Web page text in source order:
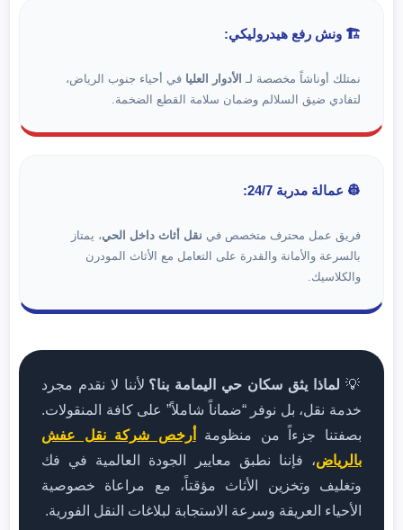
🏗️ ونش رفع هيدروليكي:
نمتلك أوناشاً مخصصة لـ الأدوار العليا في أحياء جنوب الرياض،
لتفادي ضيق السلالم وضمان سلامة القطع الضخمة.
👷 عمالة مدربة 24/7:
فريق عمل محترف متخصص في نقل أثاث داخل الحي، يمتاز
بالسرعة والأمانة والقدرة على التعامل مع الأثاث المودرن
والكلاسيك.
💡 لماذا يثق سكان حي اليمامة بنا؟ لأننا لا نقدم مجرد
خدمة نقل، بل نوفر “ضماناً شاملاً” على كافة المنقولات.
بصفتنا جزءاً من منظومة
أرخص شركة نقل عفش
بالرياض، فإننا نطبق معايير الجودة العالمية في فك
وتغليف وتخزين الأثاث مؤقتاً، مع مراعاة خصوصية
الأحياء العريقة وسرعة الاستجابة لبلاغات النقل الفورية.